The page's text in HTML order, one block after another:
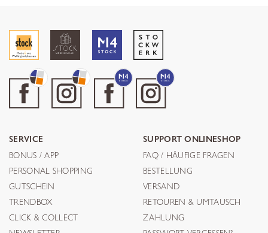
SERVICE
BONUS / APP
PERSONAL SHOPPING
GUTSCHEIN
TRENDBOX
CLICK & COLLECT
SUPPORT ONLINESHOP
FAQ / HÄUFIGE FRAGEN
BESTELLUNG
VERSAND
RETOUREN & UMTAUSCH
ZAHLUNG